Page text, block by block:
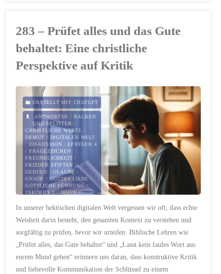
des
283 – Prüfet alles und das Gute
behaltet: Eine christliche
Perspektive auf Kritik
ERSTELLT MIT CHATGPT
ANTWORTEN / BALKEN
UND SPLITTER /
CHRISTLICHE WERTE /
DEMUT / DIGITALEN WELT
/ DISKUSSION /EPHESER 4
/ FRAGEZEICHEN /
FREUNDLICHKEIT /
FRIEDEN STIFTEN /
GEDULD /GLAUBE /
GNADE / GOTTES LIEBE/
GÖTTLICHE FÜHRUNG/
JAKOBUS 1/ JESUS/
KOMMUNIKATION/
KONTEXT
/KRITIK/LIEBE/
MISSVERSTÄNDNISSE/
MITGEFÜHL/
NÄCHSTENLIEBE/
PRÄZISE/PRÜFET ALLES/
REFLEXION/
SANFTE WORTE/SEGEN/
In unserer hektischen digitalen Welt vergessen wir oft, dass echte
Weisheit darin besteht, den gesamten Kontext zu verstehen und
sorgfältig zu prüfen, bevor wir urteilen. Biblische Lehren wie
„Prüfet alles, das Gute behaltet“ und „Lasst kein faules Wort aus
eurem Mund gehen“ erinnern uns daran, dass konstruktive Kritik
und liebevolle Kommunikation der Schlüssel zu einem